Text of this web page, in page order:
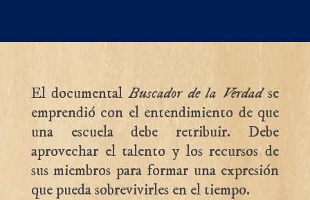
El documentalBuscador de la Verdadse
emprendió con el entendimiento de que
una escuela debe retribuir. Debe
aprovechar el talento y los recursos de
sus miembros para formar una expresión
que pueda sobrevivirles en el tiempo.